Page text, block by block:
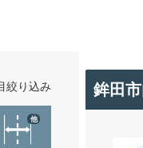
絞り込み
他
鉾田